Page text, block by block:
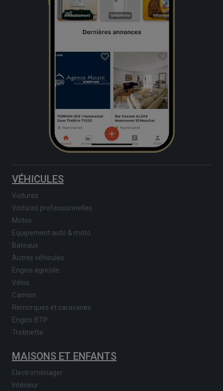
VÉHICULES
Voitures
Voitures professionnelles
Motos
Equipement auto & moto
Bateaux
Autres véhicules
Engins agricole
Vélos
Camion
Remorques et caravanes
Engins BTP
Trotinette
MAISONS ET ENFANTS
Electroménager
Intérieur